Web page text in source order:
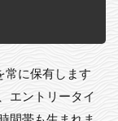
常に保有します
エントリータイ